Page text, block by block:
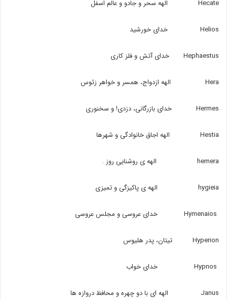
Hecate الهه سحر و جادو و عالم اسفل
Helios خدای خورشید
Hephaestus خدای آتش و فلز کاری
Hera الهه ازدواج،‌ همسر و خواهر زئوس
Hermes خدای بازرگانی،‌ دزدی! و سخنوری
Hestia الهه اجاق خانوادگی و شهرها
hemera الهه ی روشنایی روز .
hygieia الهه ی پاکیزگی و تمیزی
Hyperion تیتان،‌ پدر هلیوس
Janus الهه ای با دو چهره و محافظ دروازه ها